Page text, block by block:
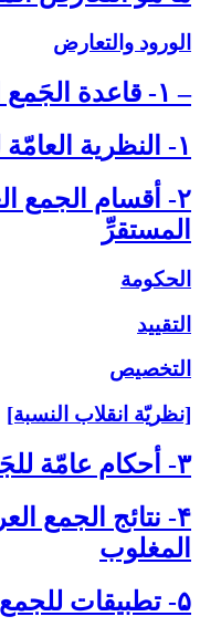
الورود والتعارض
– ۱- قاعدة الجَمع العُرفي‏
۱- النظرية العامّة للجمع العرفي‏
۲- أقسام الجمع
المستقرِّ
الحكومة
التقييد
التخصيص
[نظريّة انقلاب النسبة]
۳- أحكام عامّة للجَمع العرفي‏
۴- نتائج الجمع
المغلوب‏
۵- تطبيقات للجمع العرفي‏